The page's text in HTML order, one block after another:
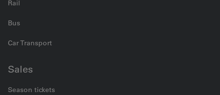
Rail
Bus
Car Transport
Sales
Season tickets